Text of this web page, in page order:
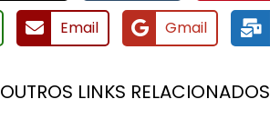
Email Gmail
OUTROS LINKS RELACIONADOS